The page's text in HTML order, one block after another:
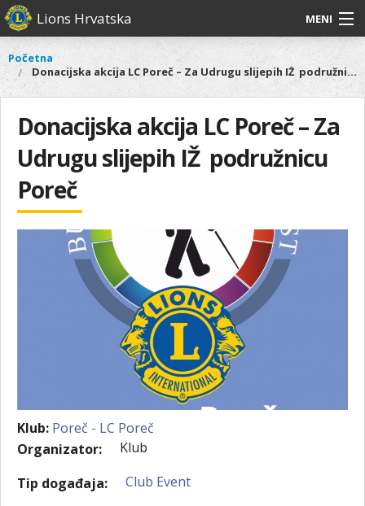
Skoči
na
sadržaj
Lions Hrvatska MENI
O nama
Lions Distrikt 126
Naši projekti
Aktivnosti
Glavni
izbornik
O
nama
Lions
Distrikt
126
Naši
Aktivnosti
Vi
ste
ovdje
Početna
Donacijska akcija LC Poreč – Za Udrugu slijepih IŽ podružnicu Poreč
Donacijska akcija LC Poreč – Za
Udrugu slijepih IŽ podružnicu
Poreč
Klub: Poreč - LC Poreč
Organizator:
Klub
Tip događaja:
Club Event